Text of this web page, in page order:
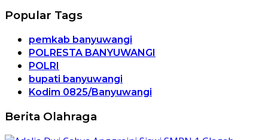
Popular Tags
pemkab banyuwangi
POLRESTA BANYUWANGI
POLRI
bupati banyuwangi
Kodim 0825/Banyuwangi
Berita Olahraga